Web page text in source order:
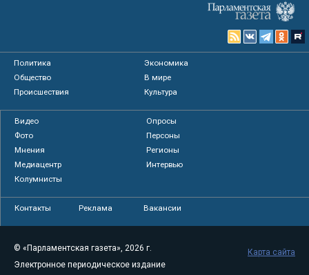
Политика
Экономика
Общество
В мире
Происшествия
Культура
Видео
Опросы
Фото
Персоны
Мнения
Регионы
Медиацентр
Интервью
Колумнисты
Контакты Реклама Вакансии
© «Парламентская газета», 2026 г.
Электронное периодическое издание
Карта сайта